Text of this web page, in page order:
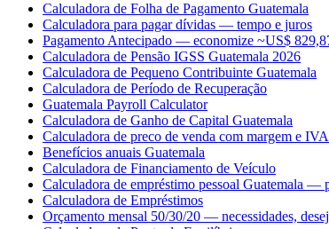
Calculadora de Folha de Pagamento Guatemala
Calculadora para pagar dívidas — tempo e juros
Pagamento Antecipado — economize ~US$
Calculadora de Pensão IGSS Guatemala 2026
Calculadora de Pequeno Contribuinte Guatemala
Calculadora de Período de Recuperação
Guatemala Payroll Calculator
Calculadora de Ganho de Capital Guatemala
Calculadora de preco de venda com margem e IVA
Benefícios anuais Guatemala
Calculadora de Financiamento de Veículo
Calculadora de empréstimo pessoal Guatemala —
Calculadora de Empréstimos
Orçamento mensal 50/30/20 — necessidades,